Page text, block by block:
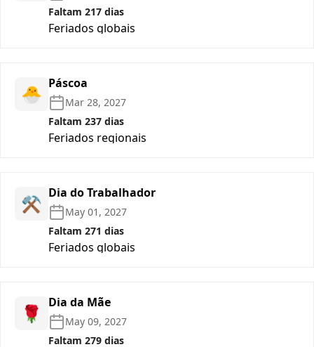
Faltam 217 dias
Feriados globais
🐣 Páscoa
Mar 28, 2027
Faltam 237 dias
Feriados regionais
⚒️ Dia do Trabalhador
May 01, 2027
Faltam 271 dias
Feriados globais
🌹 Dia da Mãe
May 09, 2027
Faltam 279 dias